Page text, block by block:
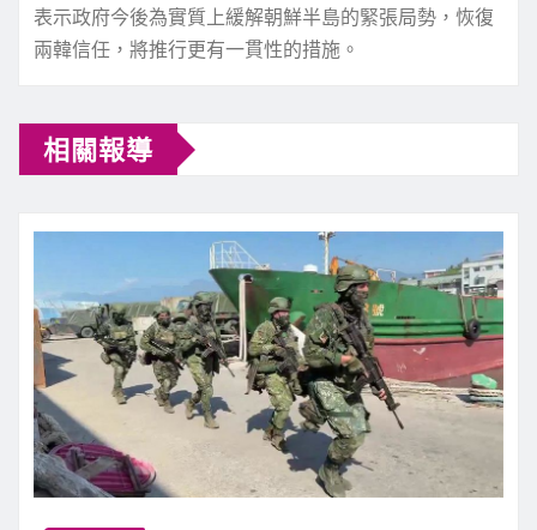
表示政府今後為實質上緩解朝鮮半島的緊張局勢，恢復
兩韓信任，將推行更有一貫性的措施。
相關報導